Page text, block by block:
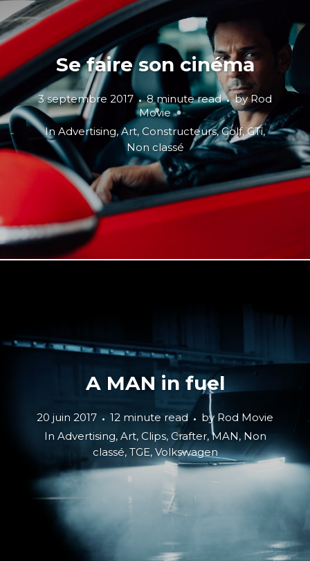
Se faire son cinéma
3 septembre 2017 8 minute read byRod
Movie
In Advertising,Art, Constructeurs,Golf,GTi,
Non classé
A MAN in fuel
20 juin 2017 12 minute read by Rod Movie
In Advertising, Art, Clips, Crafter,MAN, Non
classé, TGE, Volkswagen